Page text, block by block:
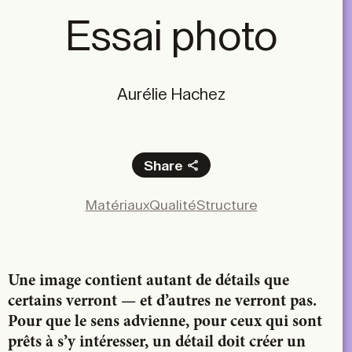
Essai photo
Aurélie Hachez
Share
MatériauxQualitéStructure
Une image contient autant de détails que
certains verront — et d’autres ne verront pas.
Pour que le sens advienne, pour ceux qui sont
prêts à s’y intéresser, un détail doit créer un